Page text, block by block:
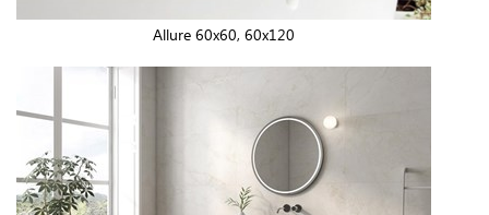
Allure 60x60, 60x120